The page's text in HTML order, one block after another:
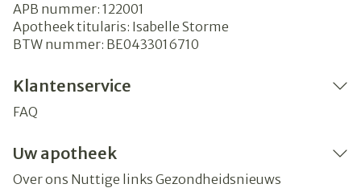
APB nummer: 122001
Apotheek titularis: Isabelle Storme
BTW nummer: BE0433016710
Klantenservice
FAQ
Uw apotheek
Over ons Nuttige links Gezondheidsnieuws